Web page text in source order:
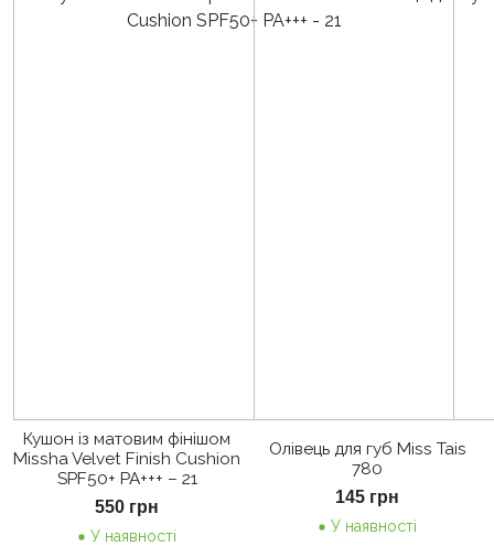
Кушон із матовим фінішом
Missha Velvet Finish Cushion
SPF50+ PA+++ – 21
550 грн
У наявності
Олівець для губ Miss Tais
780
145 грн
У наявності